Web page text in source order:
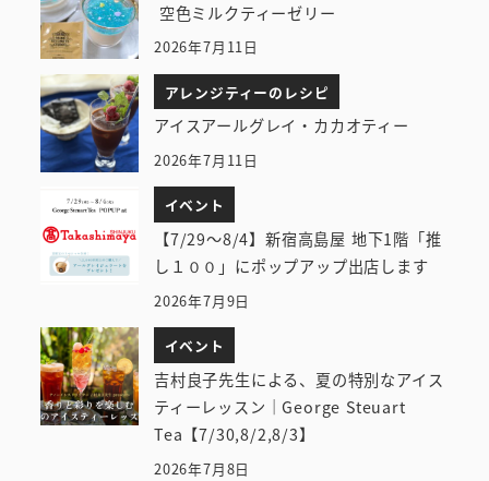
空色ミルクティーゼリー
2026年7月11日
アレンジティーのレシピ
アイスアールグレイ・カカオティー
2026年7月11日
イベント
【7/29～8/4】新宿高島屋 地下1階「推
し１００」にポップアップ出店します
2026年7月9日
イベント
吉村良子先生による、夏の特別なアイス
ティーレッスン｜George Steuart
Tea【7/30,8/2,8/3】
2026年7月8日